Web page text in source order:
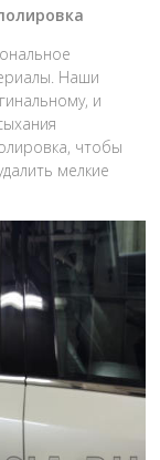
Наши
и
чтобы
мелкие